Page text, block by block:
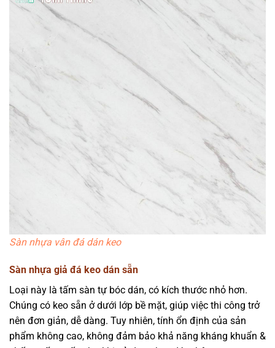
Sàn nhựa vân đá dán keo
Sàn nhựa giả đá keo dán sẵn
Loại này là tấm sàn tự bóc dán, có kích thước nhỏ hơn.
Chúng có keo sẵn ở dưới lớp bề mặt, giúp việc thi công trở
nên đơn giản, dễ dàng. Tuy nhiên, tính ổn định của sản
phẩm không cao, không đảm bảo khả năng kháng khuẩn &